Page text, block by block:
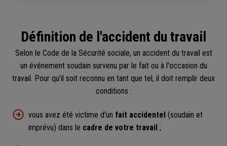
Définition de l'accident du travail
Selon le Code de la Sécurité sociale, un accident du travail est
un événement soudain survenu par le fait ou à l'occasion du
travail. Pour qu’il soit reconnu en tant que tel, il doit remplir deux
conditions :
vous avez été victime d'un fait accidentel (soudain et
imprévu) dans le cadre de votre travail ;